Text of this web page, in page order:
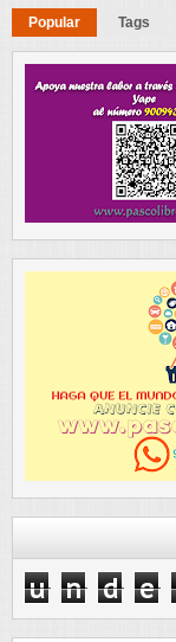
Popular Tags
u n d e